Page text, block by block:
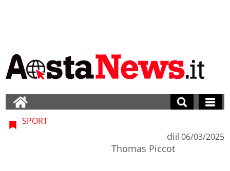
SPORT
di
Thomas Piccot
il 06/03/2025